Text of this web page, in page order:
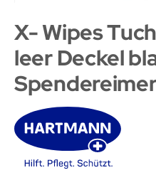
X- Wipes
leer Deckel